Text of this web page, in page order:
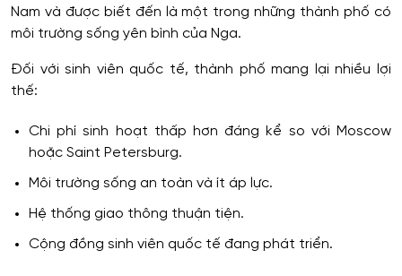
Nam và được biết đến là một trong những thành phố có
môi trường sống yên bình của Nga.
Đối với sinh viên quốc tế, thành phố mang lại nhiều lợi
thế:
Chi phí sinh hoạt thấp hơn đáng kể so với Moscow
hoặc Saint Petersburg.
Môi trường sống an toàn và ít áp lực.
Hệ thống giao thông thuận tiện.
Cộng đồng sinh viên quốc tế đang phát triển.